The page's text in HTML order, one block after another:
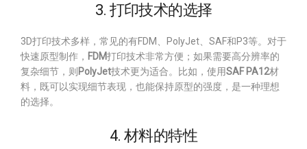
3. 打印技术的选择
3D打印技术多样，常见的有FDM、PolyJet、SAF和P3等。对于
快速原型制作， FDM打印技术非常方便；如果需要高分辨率的
复杂细节，则 PolyJet技术更为适合。比如，使用SAF PA12材
料，既可以实现细节表现，也能保持原型的强度，是一种理想
的选择。
4. 材料的特性